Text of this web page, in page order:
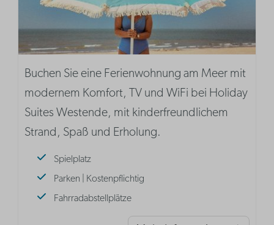
Buchen Sie eine Ferienwohnung am Meer mit
modernem Komfort, TV und WiFi bei Holiday
Suites Westende, mit kinderfreundlichem
Strand, Spaß und Erholung.
Spielplatz
Parken | Kostenpflichtig
Fahrradabstellplätze